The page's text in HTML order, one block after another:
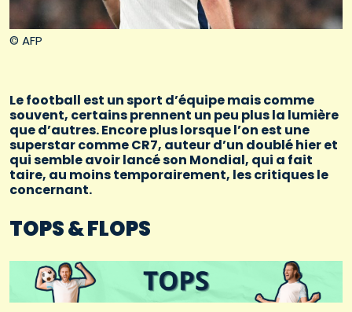
© AFP
Le football est un sport d’équipe mais comme
souvent, certains prennent un peu plus la lumière
que d’autres. Encore plus lorsque l’on est une
superstar comme CR7, auteur d’un doublé hier et
qui semble avoir lancé son Mondial, qui a fait
taire, au moins temporairement, les critiques le
concernant.
TOPS & FLOPS